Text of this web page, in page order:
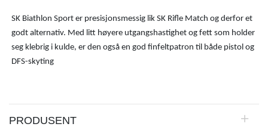
SK Biathlon Sport er presisjonsmessig lik SK Rifle Match og derfor et
godt alternativ. Med litt høyere utgangshastighet og fett som holder
seg klebrig i kulde, er den også en god finfeltpatron til både pistol og
DFS-skyting
PRODUSENT